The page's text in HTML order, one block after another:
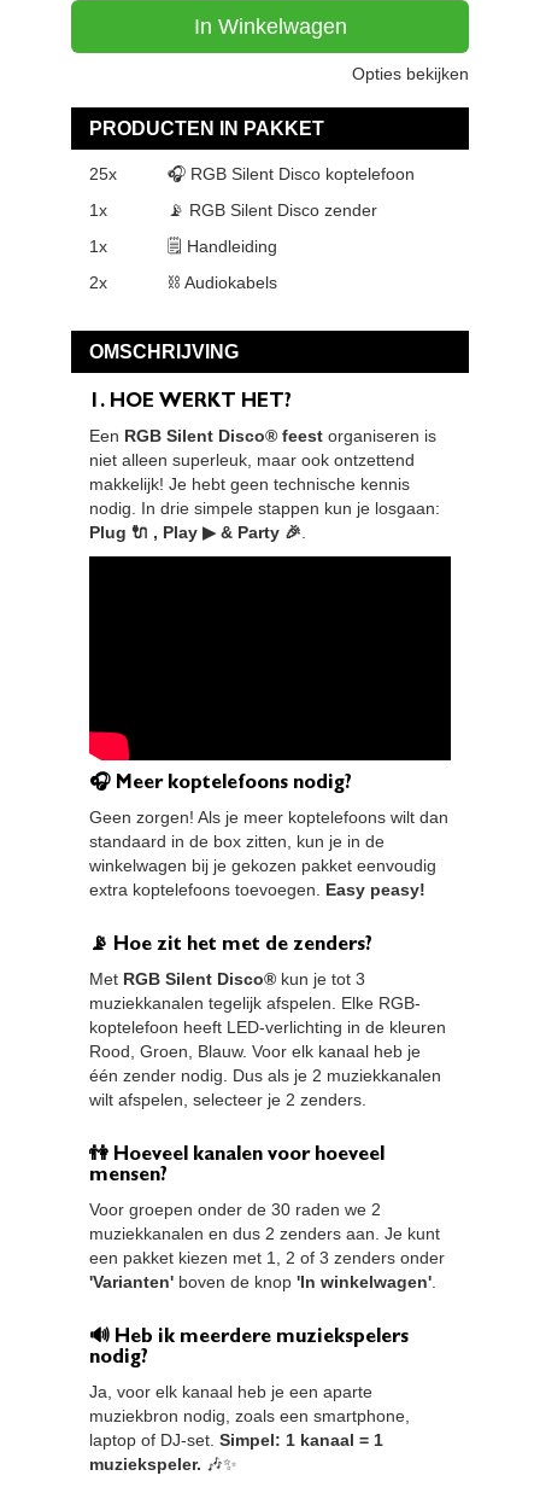
In Winkelwagen
Opties bekijken
PRODUCTEN IN PAKKET
25x
🎧 RGB Silent Disco koptelefoon
1x
📡 RGB Silent Disco zender
1x
🗒 Handleiding
2x
⛓ Audiokabels
OMSCHRIJVING
1. HOE WERKT HET?
Een RGB Silent Disco® feest organiseren is
niet alleen superleuk, maar ook ontzettend
makkelijk! Je hebt geen technische kennis
nodig. In drie simpele stappen kun je losgaan:
Plug 🔌 , Play ▶ & Party 🎉
🎧 Meer koptelefoons nodig?
Geen zorgen! Als je meer koptelefoons wilt dan
standaard in de box zitten, kun je in de
winkelwagen bij je gekozen pakket eenvoudig
extra koptelefoons toevoegen. Easy peasy!
📡 Hoe zit het met de zenders?
Met RGB Silent Disco® kun je tot 3
muziekkanalen tegelijk afspelen. Elke RGB-
koptelefoon heeft LED-verlichting in de kleuren
Rood, Groen, Blauw. Voor elk kanaal heb je
één zender nodig. Dus als je 2 muziekkanalen
wilt afspelen, selecteer je 2 zenders.
👫 Hoeveel kanalen voor hoeveel
mensen?
Voor groepen onder de 30 raden we 2
muziekkanalen en dus 2 zenders aan. Je kunt
een pakket kiezen met 1, 2 of 3 zenders onder
'Varianten' boven de knop 'In winkelwagen'
🔊 Heb ik meerdere muziekspelers
nodig?
Ja, voor elk kanaal heb je een aparte
muziekbron nodig, zoals een smartphone,
laptop of DJ-set. Simpel: 1 kanaal = 1
muziekspeler. 🎶✨